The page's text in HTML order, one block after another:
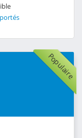
Populaire